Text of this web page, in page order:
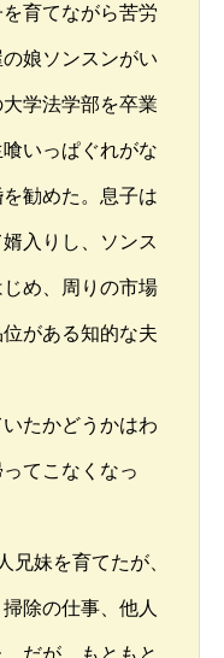
育てながら苦労
娘ソンスンがい
学法学部を卒業
いっぱぐれがな
勧めた。息子は
入りし、ソンス
め、周りの市場
がある知的な夫
たかどうかはわ
てこなくなっ
兄妹を育てたが、
除の仕事、他人